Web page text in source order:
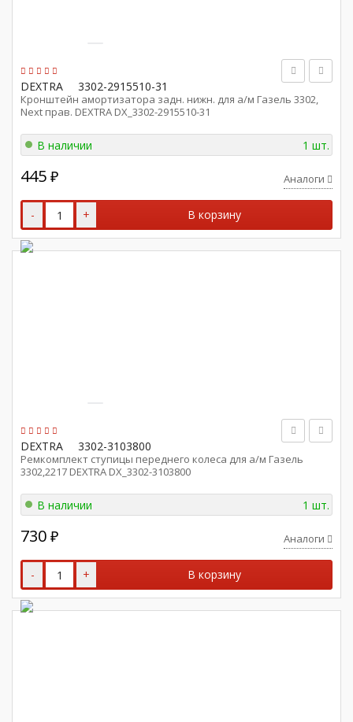
DEXTRA 3302-2915510-31
Кронштейн амортизатора задн. нижн. для а/м Газель 3302,
Next прав. DEXTRA DX_3302-2915510-31
В наличии 1 шт.
445 ₽ Аналоги
- + В корзину
DEXTRA 3302-3103800
Ремкомплект ступицы переднего колеса для а/м Газель
3302,2217 DEXTRA DX_3302-3103800
В наличии 1 шт.
730 ₽ Аналоги
- + В корзину